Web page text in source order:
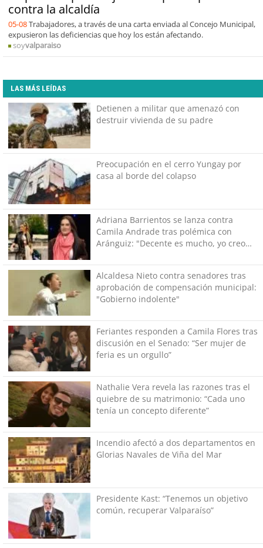
contra la alcaldía
05-08Trabajadores, a través de una carta enviada al Concejo Municipal,
expusieron las deficiencias que hoy los están afectando.
soyvalparaiso
LAS MÁS LEÍDAS
Detienen a militar que amenazó con
destruir vivienda de su padre
Preocupación en el cerro Yungay por
casa al borde del colapso
Adriana Barrientos se lanza contra
Camila Andrade tras polémica con
Aránguiz: "Decente es mucho, yo creo
Alcaldesa Nieto contra senadores tras
aprobación de compensación municipal:
"Gobierno indolente"
Feriantes responden a Camila Flores tras
discusión en el Senado: “Ser mujer de
feria es un orgullo”
Nathalie Vera revela las razones tras el
quiebre de su matrimonio: “Cada uno
tenía un concepto diferente”
Incendio afectó a dos departamentos en
Glorias Navales de Viña del Mar
Presidente Kast: “Tenemos un objetivo
común, recuperar Valparaíso”